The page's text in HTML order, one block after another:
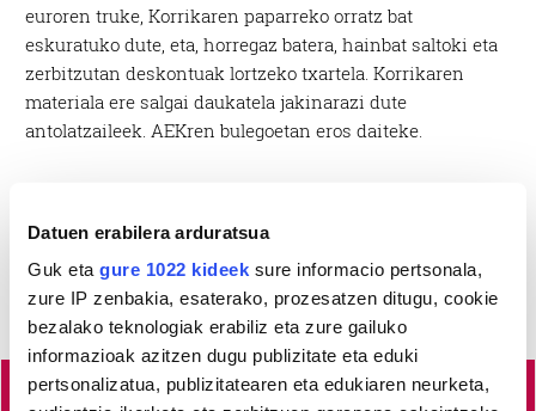
Datuen erabilera arduratsua
Guk eta gure 1022 kideek sure informacio pertsonala,
zure IP zenbakia, esaterako, prozesatzen ditugu, cookie
bezalako teknologiak erabiliz eta zure gailuko
informazioak azitzen dugu publizitate eta eduki
pertsonalizatua, publizitatearen eta edukiaren neurketa,
euroren truke, Korrikaren paparreko orratz bat
eskuratuko dute, eta, horregaz batera, hainbat saltoki eta
zerbitzutan deskontuak lortzeko txartela. Korrikaren
materiala ere salgai daukatela jakinarazi dute
antolatzaileek. AEKren bulegoetan eros daiteke.